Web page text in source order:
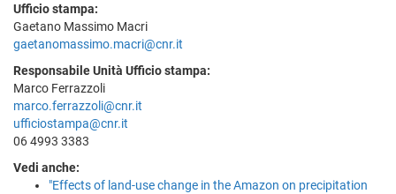
Ufficio stampa:
Gaetano Massimo Macri
gaetanomassimo.macri@cnr.it
Responsabile Unità Ufficio stampa:
Marco Ferrazzoli
marco.ferrazzoli@cnr.it
ufficiostampa@cnr.it
06 4993 3383
Vedi anche:
"Effects of land-use change in the Amazon on precipitation